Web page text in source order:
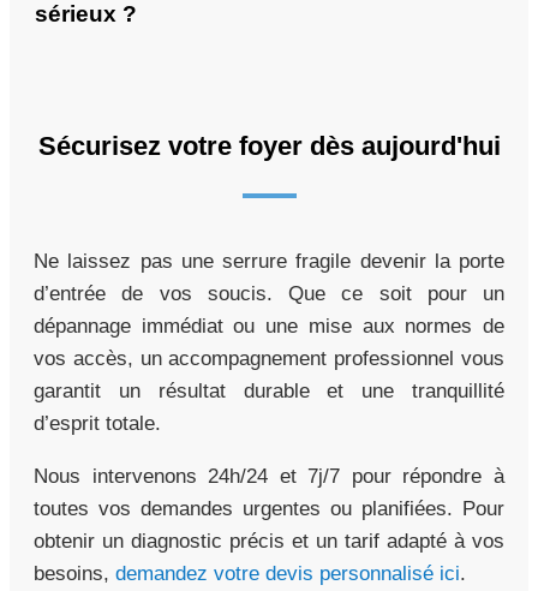
sérieux ?
Sécurisez votre foyer dès aujourd'hui
Ne laissez pas une serrure fragile devenir la porte
d’entrée de vos soucis. Que ce soit pour un
dépannage immédiat ou une mise aux normes de
vos accès, un accompagnement professionnel vous
garantit un résultat durable et une tranquillité
d’esprit totale.
Nous intervenons 24h/24 et 7j/7 pour répondre à
toutes vos demandes urgentes ou planifiées. Pour
obtenir un diagnostic précis et un tarif adapté à vos
besoins, demandez votre devis personnalisé ici.